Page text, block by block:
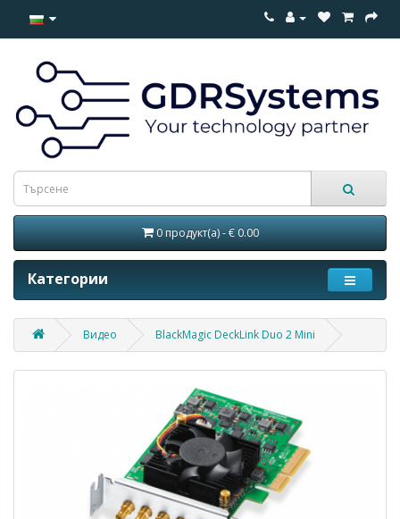
0 продукт(а) - € 0.00
Категории
Видео BlackMagic DeckLink Duo 2 Mini